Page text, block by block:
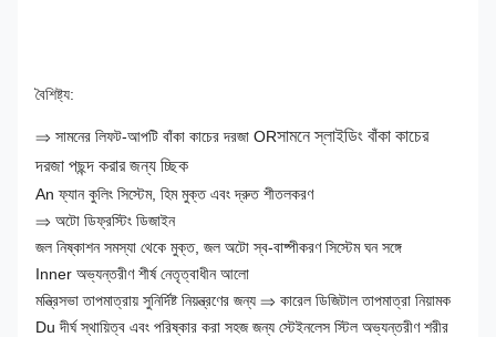
বৈশিষ্ট্য:
⇒ সামনের লিফট-আপটি বাঁকা কাচের দরজা ORসামনে স্লাইডিং বাঁকা কাচের
দরজা পছন্দ করার জন্য চ্ছিক
An ফ্যান কুলিং সিস্টেম, হিম মুক্ত এবং দ্রুত শীতলকরণ
⇒ অটো ডিফ্রস্টিং ডিজাইন
জল নিষ্কাশন সমস্যা থেকে মুক্ত, জল অটো স্ব-বাষ্পীকরণ সিস্টেম ঘন সঙ্গে
Inner অভ্যন্তরীণ শীর্ষ নেতৃত্বাধীন আলো
মন্ত্রিসভা তাপমাত্রায় সুনির্দিষ্ট নিয়ন্ত্রণের জন্য ⇒ কারেল ডিজিটাল তাপমাত্রা নিয়ামক
Du দীর্ঘ স্থায়িত্ব এবং পরিষ্কার করা সহজ জন্য স্টেইনলেস স্টিল অভ্যন্তরীণ শরীর